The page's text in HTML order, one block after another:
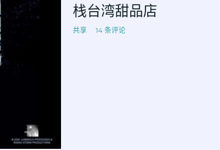
栈台湾甜品店
共享 14 条评论